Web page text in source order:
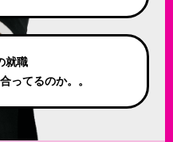
就職
ってるのか。。